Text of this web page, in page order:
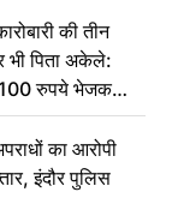
की तीन
भी पिता अकेले:
रुपये भेजकर
हम नहीं आ पाएंगे
का आरोपी
इंदौर पुलिस